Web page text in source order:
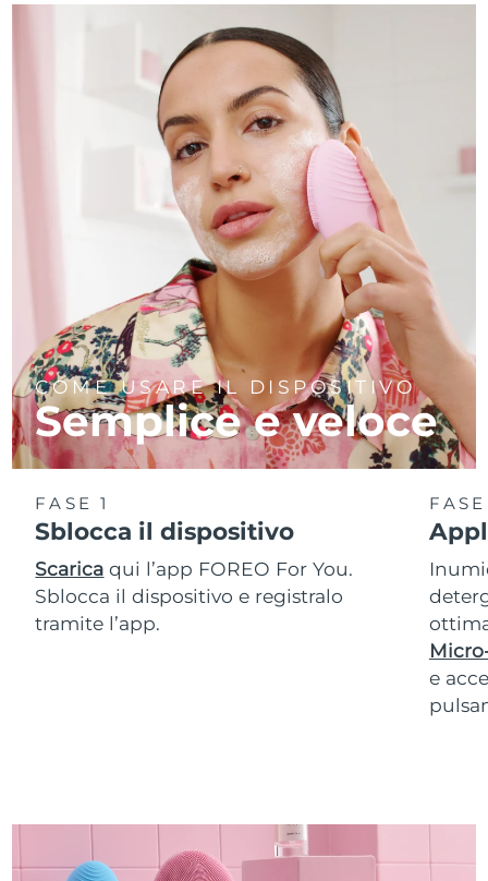
COME USARE IL DISPOSITIVO
Semplice e veloce
FASE 1
Sblocca il dispositivo
Scarica qui l’app FOREO For You.
Sblocca il dispositivo e registralo
tramite l’app.
e